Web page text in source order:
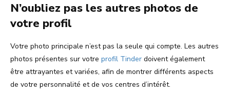
N’oubliez pas les autres photos de
votre profil
Votre photo principale n’est pas la seule qui compte. Les autres
photos présentes sur votre profil Tinder doivent également
être attrayantes et variées, afin de montrer différents aspects
de votre personnalité et de vos centres d’intérêt.